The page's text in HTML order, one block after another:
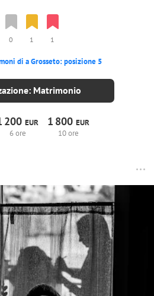
0 1 1
di a Grosseto: posizione 5
Matrimonio
200 EUR
6 ore
1 800 EUR
10 ore